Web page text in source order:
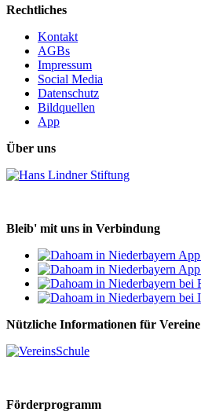
Rechtliches
Kontakt
AGBs
Impressum
Social Media
Datenschutz
Bildquellen
App
Über uns
Bleib' mit uns in Verbindung
Nützliche Informationen für Vereine
Förderprogramm